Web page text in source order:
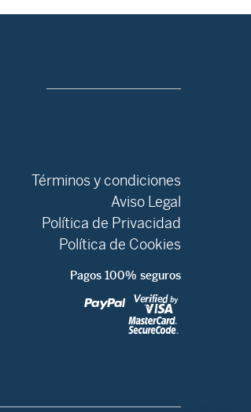
Términos y condiciones
Aviso Legal
Política de Privacidad
Política de Cookies
Pagos 100% seguros